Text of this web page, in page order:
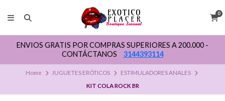
0
ENVIOS GRATIS POR COMPRAS SUPERIORES A 200.000 -
CONTÁCTANOS
3144393114
Home JUGUETES ERÓTICOS
ESTIMULADORES ANALES
KIT COLA ROCK BR